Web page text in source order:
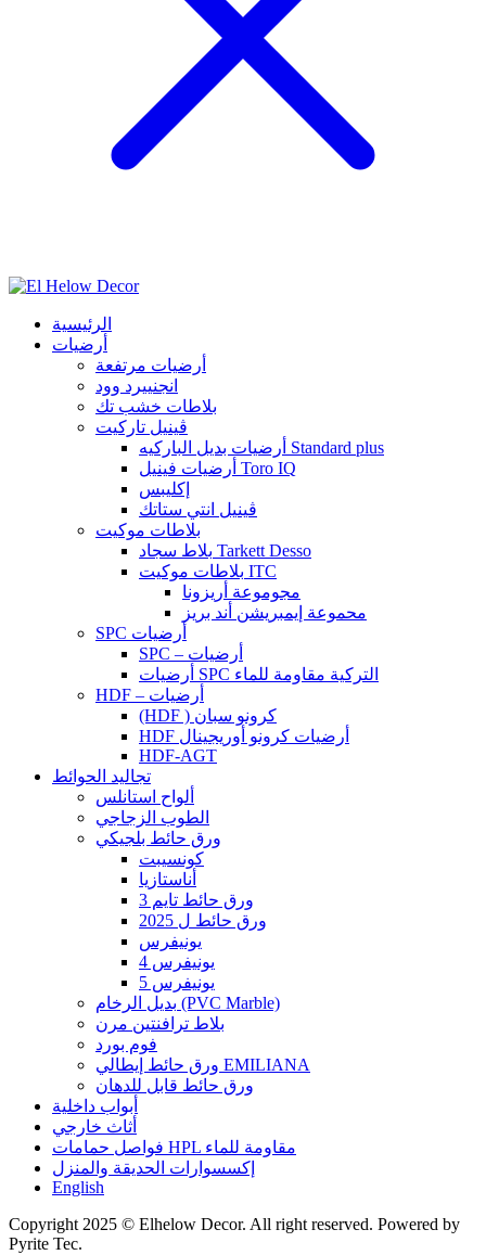
الرئيسية
أرضيات
أرضيات مرتفعة
انجنييرد وود
بلاطات خشب تك
ڤينيل تاركيت
أرضيات بديل الباركيه Standard plus
أرضيات فينيل Toro IQ
إكليبس
ڤينيل انتي ستاتك
بلاطات موكيت
بلاط سجاد Tarkett Desso
بلاطات موكيت ITC
مجوموعة أريزونا
محموعة إيمبريشن أند بريز
SPC أرضيات
SPC – أرضيات
أرضيات SPC التركية مقاومة للماء
HDF – أرضيات
(HDF ) كرونو سبان
HDF أرضيات كرونو أوريجينال
HDF-AGT
تجاليد الحوائط
ألواح استانلس
الطوب الزجاجي
ورق حائط بلجيكي
كونسيبت
أناستازيا
ورق حائط تايم 3
ورق حائط ل 2025
يونيفرس
يونيفرس 4
يونيفرس 5
بديل الرخام (PVC Marble)
بلاط ترافنتين مرن
فوم بورد
ورق حائط إيطالي EMILIANA
ورق حائط قابل للدهان
أبواب داخلية
أثاث خارجي
فواصل حمامات HPL مقاومة للماء
إكسسوارات الحديقة والمنزل
English
Copyright 2025 © Elhelow Decor. All right reserved. Powered by
Pyrite Tec.